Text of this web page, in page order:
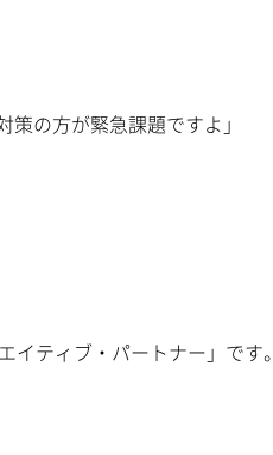
の方が緊急課題ですよ」
ティブ・パートナー」です。